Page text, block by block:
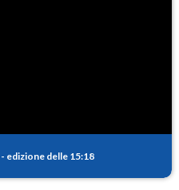
- edizione delle 15:18